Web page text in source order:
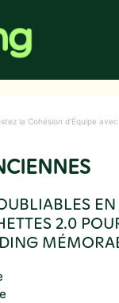
la Cohésion d’Équipe
2.0